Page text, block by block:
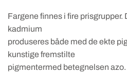
Fargene finnes i fire prisgrupper.
kadmium
produseres både med de ekte
kunstige fremstilte
pigmentermed betegnelsen azo.